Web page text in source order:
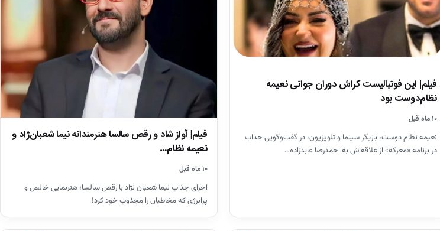
فیلم| این فوتبالیست کراش دوران جوانی نعیمه
نظام‌دوست بود
۱۰ ماه قبل
نعیمه نظام دوست، بازیگر سینما و تلویزیون، در گفت‌وگویی جذاب
در برنامه «معرکه» از علاقه‌اش به احمدرضا عابدزاده…
فیلم| آواز شاد و رقص سالسا هنرمندانه نیما شعبان‌ژاد و
نعیمه نظام…
۱۰ ماه قبل
اجرای جذاب نیما شعبان نژاد با رقص سالسا؛ هنرنمایی خالص و
پرانرژی که مخاطبان را مجذوب خود کرد!